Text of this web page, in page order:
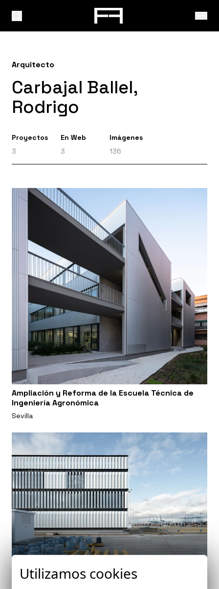
Arquitecto
Carbajal Ballel,
Rodrigo
Proyectos
3
En Web
3
Imágenes
136
Ampliación y Reforma de la Escuela Técnica de
Ingeniería Agronómica
Sevilla
Utilizamos cookies